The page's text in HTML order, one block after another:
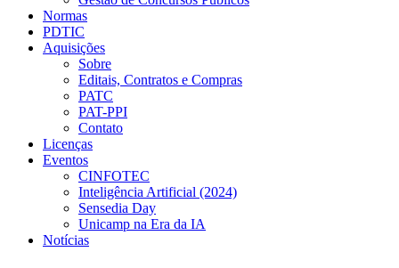
Normas
PDTIC
Aquisições
Sobre
Editais, Contratos e Compras
PATC
PAT-PPI
Contato
Licenças
Eventos
CINFOTEC
Inteligência Artificial (2024)
Sensedia Day
Unicamp na Era da IA
Notícias